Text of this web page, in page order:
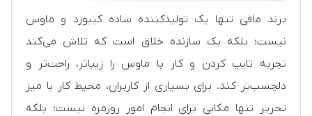
برند مافی تنها یک تولیدکننده ساده کیبورد و ماوس
نیست؛ بلکه یک سازنده خلاق است که تلاش می‌کند
تجربه تایپ کردن و کار با ماوس را زیباتر، راحت‌تر و
دلچسب‌تر کند. برای بسیاری از کاربران، محیط کار یا میز
تحریر تنها مکانی برای انجام امور روزمره نیست؛ بلکه